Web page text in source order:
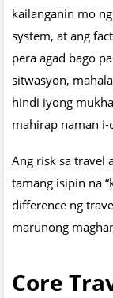
kailanganin mo
system, at ang
pera agad bago
sitwasyon,
hindi iyong
mahirap naman i-
Ang risk sa travel
tamang isipin na
difference ng
marunong
Core